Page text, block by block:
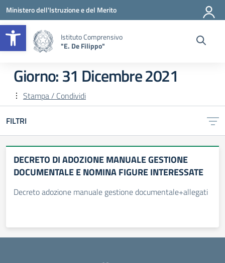
Apri la barra degli strumenti
Vai ai contenuti
Vai al menu di navigazione
Vai al footer
Ministero dell'Istruzione e del Merito
Istituto Comprensivo
"E. De Filippo"
Giorno:31 Dicembre 2021
Stampa / Condividi
FILTRI
DECRETO DI ADOZIONE MANUALE GESTIONE
DOCUMENTALE E NOMINA FIGURE INTERESSATE
Decreto adozione manuale gestione documentale+allegati